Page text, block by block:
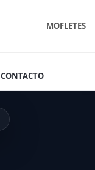
MOFLETES
CONTACTO